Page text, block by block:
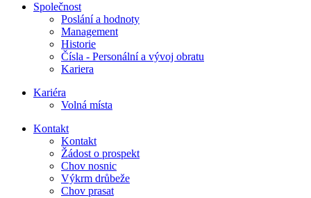
Společnost
Poslání a hodnoty
Management
Historie
Čísla - Personální a vývoj obratu
Kariera
Kariéra
Volná místa
Kontakt
Kontakt
Žádost o prospekt
Chov nosnic
Výkrm drůbeže
Chov prasat